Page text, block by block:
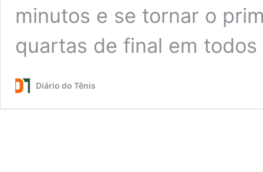
minutos e se tornar o
quartas de final em
Diário do Tênis